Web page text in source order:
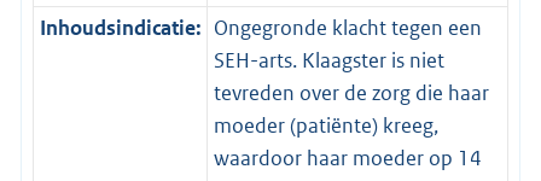
Inhoudsindicatie: Ongegronde klacht tegen een
SEH-arts. Klaagster is niet
tevreden over de zorg die haar
moeder (patiënte) kreeg,
waardoor haar moeder op 14